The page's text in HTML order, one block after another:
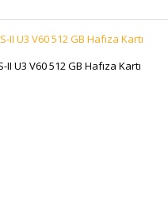
U3 V60 512 GB Hafıza Kartı